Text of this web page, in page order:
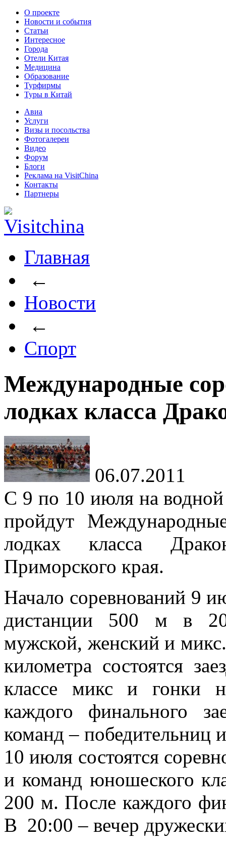
О проекте
Новости и события
Статьи
Интересное
Города
Отели Китая
Медицина
Образование
Турфирмы
Туры в Китай
Авиа
Услуги
Визы и посольства
Фотогалереи
Видео
Форум
Блоги
Реклама на VisitChina
Контакты
Партнеры
Главная
←
Новости
←
Спорт
Международные
лодках класса
06.07.2011
С 9 по 10 июля на
пройдут
лодках класса
Приморского края.
Начало соревнований 9
дистанции 500 м в
мужской, женский и
километра состоятся
классе микс и гонки
каждого финального
команд – победительниц
10 июля состоятся
и команд юношеского
200 м. После каждого
В 20:00 – вечер